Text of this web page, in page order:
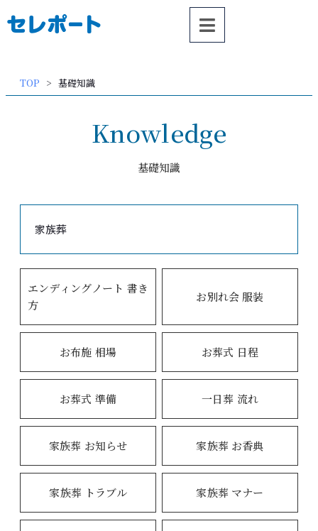
内
TOP 基礎知識
Knowledge
基礎知識
家族葬
エンディングノート 書き
方
お別れ会 服装
お布施 相場 お葬式 日程
お葬式 準備 一日葬 流れ
家族葬 お知らせ 家族葬 お香典
家族葬 トラブル 家族葬 マナー